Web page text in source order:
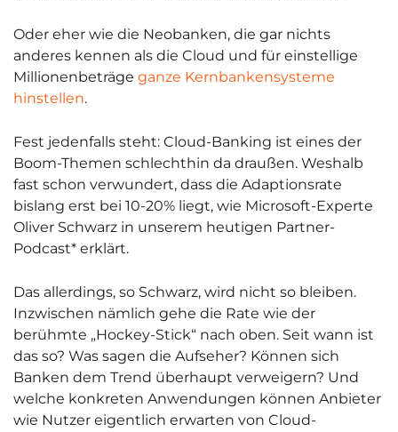
Oder eher wie die Neobanken, die gar nichts
anderes kennen als die Cloud und für einstellige
Millionenbeträge ganze Kernbankensysteme
hinstellen.
Fest jedenfalls steht: Cloud-Banking ist eines der
Boom-Themen schlechthin da draußen. Weshalb
fast schon verwundert, dass die Adaptionsrate
bislang erst bei 10-20% liegt, wie Microsoft-Experte
Oliver Schwarz in unserem heutigen Partner-
Podcast* erklärt.
Das allerdings, so Schwarz, wird nicht so bleiben.
Inzwischen nämlich gehe die Rate wie der
berühmte „Hockey-Stick“ nach oben. Seit wann ist
das so? Was sagen die Aufseher? Können sich
Banken dem Trend überhaupt verweigern? Und
welche konkreten Anwendungen können Anbieter
wie Nutzer eigentlich erwarten von Cloud-